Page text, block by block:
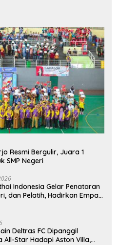
Resmi Bergulir, Juara 1
SMP Negeri
Indonesia Gelar Penataran
dan Pelatih, Hadirkan Empat
Deltras FC Dipanggil
All-Star Hadapi Aston Villa,